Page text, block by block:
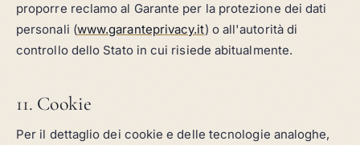
proporre reclamo al Garante per la protezione dei dati
personali (www.garanteprivacy.it) o all'autorità di
controllo dello Stato in cui risiede abitualmente.
11. Cookie
Per il dettaglio dei cookie e delle tecnologie analoghe,